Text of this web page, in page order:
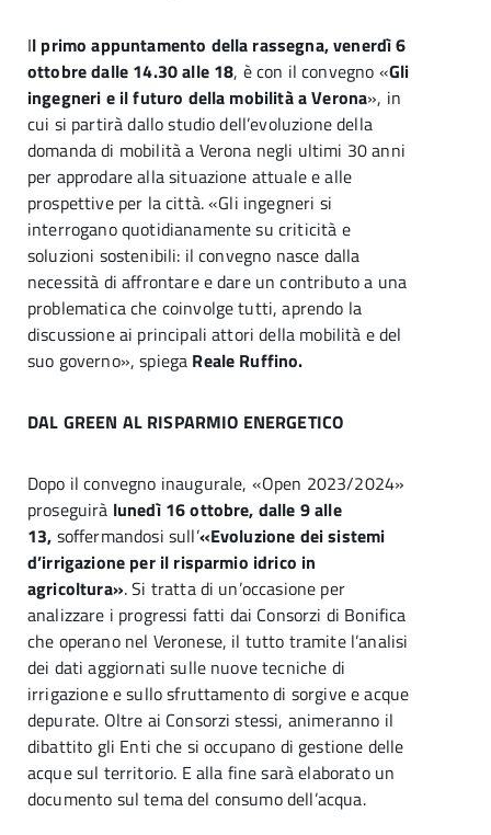
Il primo appuntamento della rassegna, venerdì 6
ottobre dalle 14.30 alle 18, è con il convegno «Gli
ingegneri e il futuro della mobilità a Verona», in
cui si partirà dallo studio dell’evoluzione della
domanda di mobilità a Verona negli ultimi 30 anni
per approdare alla situazione attuale e alle
prospettive per la città. «Gli ingegneri si
interrogano quotidianamente su criticità e
soluzioni sostenibili: il convegno nasce dalla
necessità di affrontare e dare un contributo a una
problematica che coinvolge tutti, aprendo la
discussione ai principali attori della mobilità e del
suo governo», spiega Reale Ruffino.
DAL GREEN AL RISPARMIO ENERGETICO
Dopo il convegno inaugurale, «Open 2023/2024»
proseguirà lunedì 16 ottobre, dalle 9 alle
13, soffermandosi sull’«Evoluzione dei sistemi
d’irrigazione per il risparmio idrico in
agricoltura». Si tratta di un’occasione per
analizzare i progressi fatti dai Consorzi di Bonifica
che operano nel Veronese, il tutto tramite l’analisi
dei dati aggiornati sulle nuove tecniche di
irrigazione e sullo sfruttamento di sorgive e acque
depurate. Oltre ai Consorzi stessi, animeranno il
dibattito gli Enti che si occupano di gestione delle
acque sul territorio. E alla fine sarà elaborato un
documento sul tema del consumo dell’acqua.